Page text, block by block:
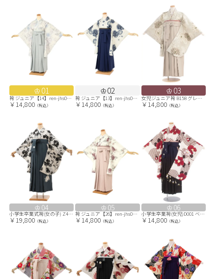
01
袴 ジュニア【14】ren-jhs0163-02/ERN391
￥14,800（税込）
02
袴 ジュニア【13】ren-jhs0153-03/ERN390
￥14,800 （税込）
03
女児ジュニア袴 B158 グレージュ 大華／ベージュ袴
￥14,800（税込）
04
小学生卒業式袴(女の子) Z413 紅一点 白黒アネモネ×グレー
￥19,800（税込）
05
袴 ジュニア【26】ren-jhs0150-01/ERN387
￥14,800 （税込）
06
小学生卒業袴(女児)D001 ベージュ椿×紺黒ぼかし袴
￥14,800（税込）